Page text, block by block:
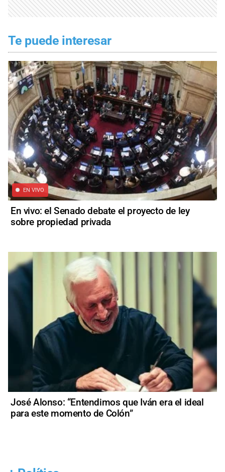
Te puede interesar
EN VIVO
En vivo: el Senado debate el proyecto de ley
sobre propiedad privada
José Alonso: “Entendimos que Iván era el ideal
para este momento de Colón”